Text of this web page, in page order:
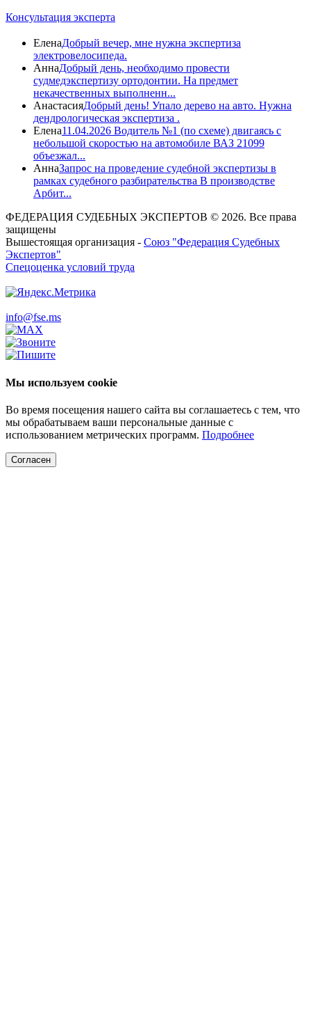
Консультация эксперта
ЕленаДобрый вечер, мне нужна экспертиза
электровелосипеда.
АннаДобрый день, необходимо провести
судмедэкспертизу ортодонтии. На предмет
некачественных выполненн...
АнастасияДобрый день! Упало дерево на авто. Нужна
дендрологическая экспертиза .
Елена11.04.2026 Водитель №1 (по схеме) двигаясь с
небольшой скоростью на автомобиле ВАЗ 21099
объезжал...
АннаЗапрос на проведение судебной экспертизы в
рамках судебного разбирательства В производстве
Арбит...
ФЕДЕРАЦИЯ СУДЕБНЫХ ЭКСПЕРТОВ © 2026. Все права
защищены
Вышестоящая организация - Союз "Федерация Судебных
Экспертов"
Спецоценка условий труда
info@fse.ms
Мы используем cookie
Во время посещения нашего сайта вы соглашаетесь с тем, что
мы обрабатываем ваши персональные данные с
использованием метрических программ. Подробнее
Согласен